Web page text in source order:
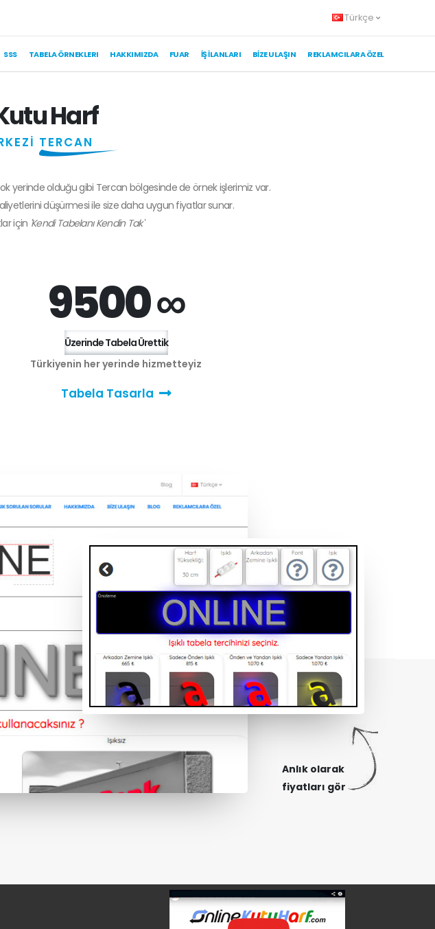
Türkçe
SSS TABELA ÖRNEKLERI HAKKIMIZDA FUAR İŞ İLANLARI BIZE ULAŞIN REKLAMCILARA ÖZEL
Harf
TERCAN
yerinde olduğu gibi Tercan bölgesinde de örnek işlerimiz var.
düşürmesi ile size daha uygun fiyatlar sunar.
için 'Kendi Tabelanı Kendin Tak'
9500 ∞
Üzerinde Tabela Ürettik
Türkiyenin her yerinde hizmetteyiz
Tabela Tasarla
Anlık olarak
fiyatları gör